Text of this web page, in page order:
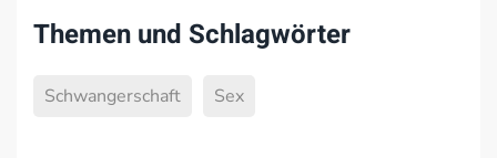
Themen und Schlagwörter
Schwangerschaft Sex